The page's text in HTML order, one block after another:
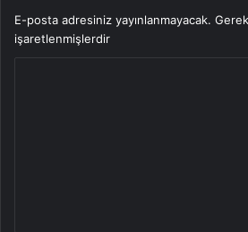
E-posta adresiniz yayınlanmayacak.
işaretlenmişlerdir